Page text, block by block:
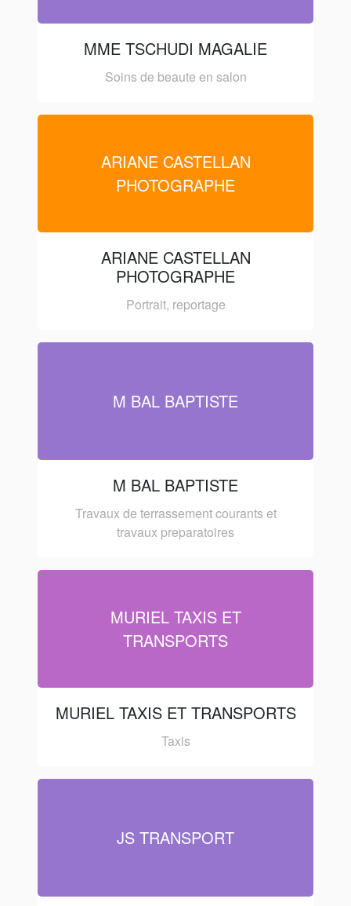
MME TSCHUDI MAGALIE
Soins de beaute en salon
ARIANE CASTELLAN
PHOTOGRAPHE
ARIANE CASTELLAN
PHOTOGRAPHE
Portrait, reportage
M BAL BAPTISTE
M BAL BAPTISTE
Travaux de terrassement courants et
travaux preparatoires
MURIEL TAXIS ET
TRANSPORTS
MURIEL TAXIS ET TRANSPORTS
Taxis
JS TRANSPORT